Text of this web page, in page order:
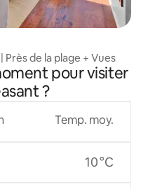
Près de la plage + Vues
pour visiter
?
Temp. moy.
10 °C